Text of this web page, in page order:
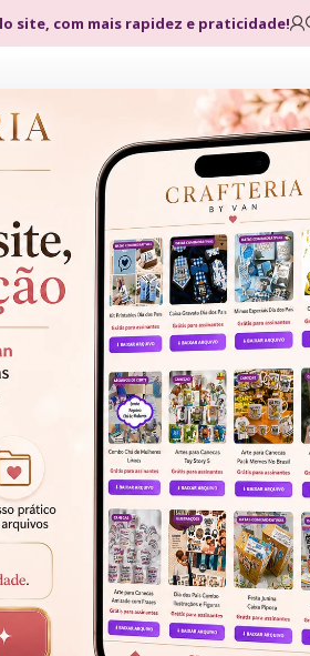
site, com mais rapidez e praticidade!
Home